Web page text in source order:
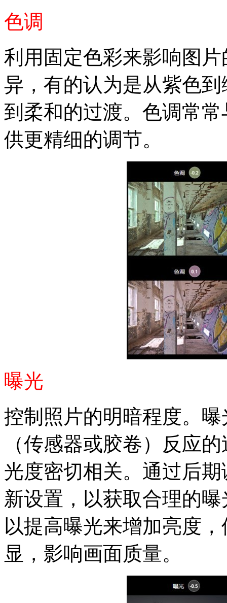
色调
利用固定色彩来影响图
异，有的认为是从紫色
到柔和的过渡。色调常
供更精细的调节。
曝光
控制照片的明暗程度。
（传感器或胶卷）反应
光度密切相关。通过后
新设置，以获取合理的
以提高曝光来增加亮度
显，影响画面质量。